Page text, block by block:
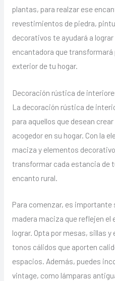
plantas, para realzar ese
revestimientos de piedra,
decorativos te ayudará a
encantadora que
exterior de tu hogar.
Decoración rústica de
La decoración rústica de
para aquellos que desean
acogedor en su hogar. Con la
maciza y elementos
transformar cada estancia de
encanto rural.
Para comenzar, es importante
madera maciza que reflejen
lograr. Opta por mesas, sillas
tonos cálidos que aporten
espacios. Además, puedes
vintage, como lámparas